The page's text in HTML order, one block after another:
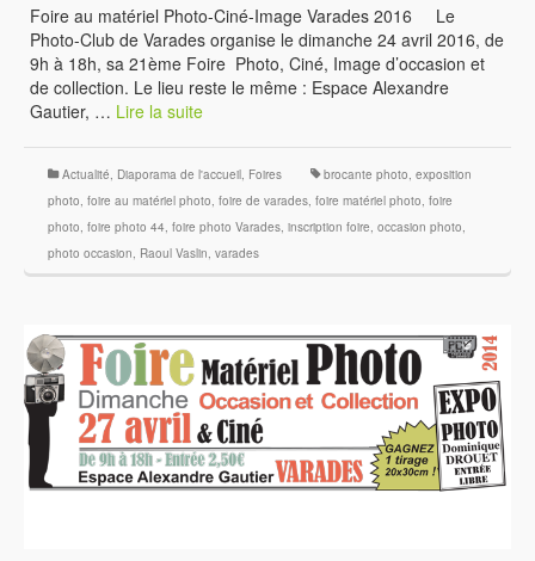
Foire au matériel Photo-Ciné-Image Varades 2016 Le
Photo-Club de Varades organise le dimanche 24 avril 2016, de
9h à 18h, sa 21ème Foire Photo, Ciné, Image d’occasion et
de collection. Le lieu reste le même : Espace Alexandre
Gautier, … Lire la suite
Actualité Diaporama de l'accueil Foires brocante photo exposition
photo foire au matériel photo foire de varades foire matériel photo foire
photo foire photo 44 foire photo Varades inscription foire occasion photo
photo occasion Raoul Vaslin varades